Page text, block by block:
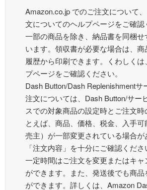
Amazon.co.jp でのご注文について
文についてのヘルプページをご確認
一部の商品を除き、納品書を同梱せ
います。領収書が必要な場合は、
履歴から印刷できます。くわしく
プページをご確認ください。
Dash Button/Dash Replenishmentサ
注文については、Dash Button/サー
スでの対象商品の設定時とご注文
とえば、商品、価格、税金、入手
売主）が一部変更されている場合
「注文内容」を十分にご確認くださ
一定時間はご注文を変更またはキャ
ができます。また、発送後でも商品
ができます。詳しくは、Amazon